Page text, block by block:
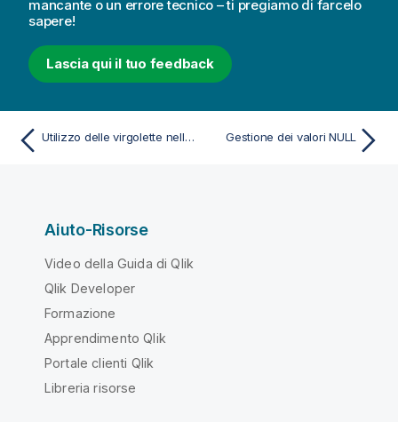
a
i
c
a
mancante o un errore tecnico – ti pregiamo di farcelo
sapere!
Lascia qui il tuo feedback
Utilizzo delle virgolette nello script Gestione dei valori NULL
Aiuto-Risorse
Video della Guida di Qlik
Qlik Developer
Formazione
Apprendimento Qlik
Portale clienti Qlik
Libreria risorse